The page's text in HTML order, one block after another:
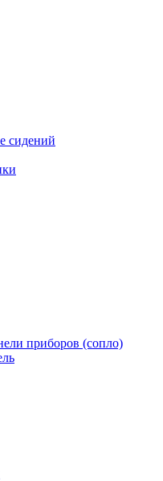
сидений
приборов (сопло)